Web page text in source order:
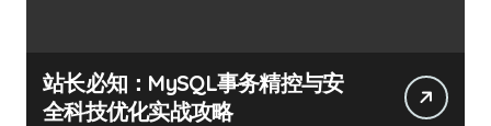
站长必知：MySQL事务精控与安
全科技优化实战攻略